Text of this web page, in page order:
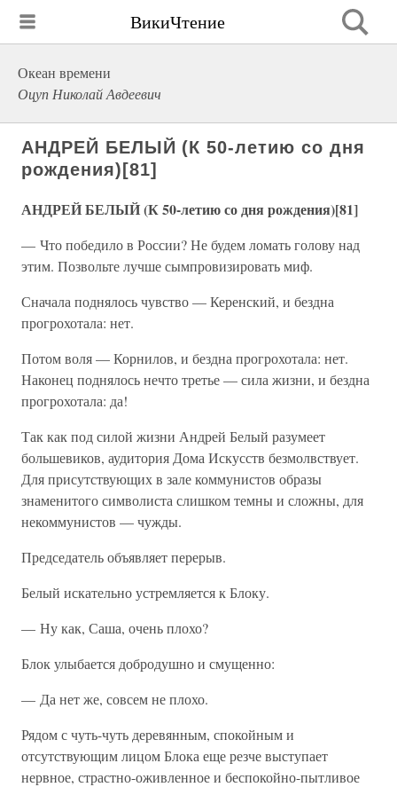
ВикиЧтение
Океан времени
Оцуп Николай Авдеевич
АНДРЕЙ БЕЛЫЙ (К 50-летию со дня
рождения)[81]
АНДРЕЙ БЕЛЫЙ (К 50-летию со дня рождения)[81]
— Что победило в России? Не будем ломать голову над
этим. Позвольте лучше сымпровизировать миф.
Сначала поднялось чувство — Керенский, и бездна
прогрохотала: нет.
Потом воля — Корнилов, и бездна прогрохотала: нет.
Наконец поднялось нечто третье — сила жизни, и бездна
прогрохотала: да!
Так как под силой жизни Андрей Белый разумеет
большевиков, аудитория Дома Искусств безмолвствует.
Для присутствующих в зале коммунистов образы
знаменитого символиста слишком темны и сложны, для
некоммунистов — чужды.
Председатель объявляет перерыв.
Белый искательно устремляется к Блоку.
— Ну как, Саша, очень плохо?
Блок улыбается добродушно и смущенно:
— Да нет же, совсем не плохо.
Рядом с чуть-чуть деревянным, спокойным и
отсутствующим лицом Блока еще резче выступает
нервное, страстно-оживленное и беспокойно-пытливое